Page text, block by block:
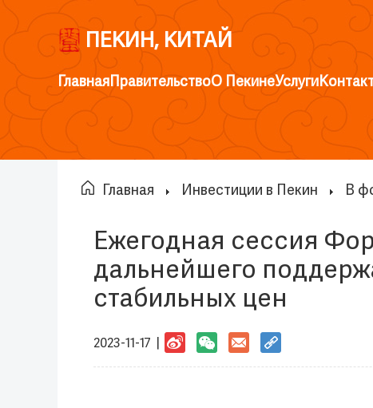
ПЕКИН, КИТАЙ
ГлавнаяПравительствоО ПекинеУслуги
Главная Инвестиции в Пекин В
Ежегодная сессия
дальнейшего
стабильных цен
2023-11-17 |